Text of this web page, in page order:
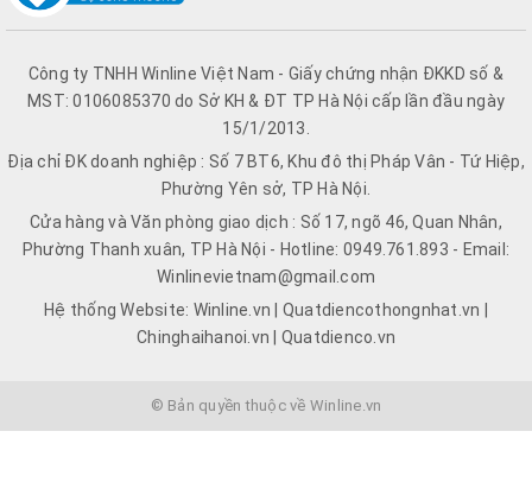
Công ty TNHH Winline Việt Nam - Giấy chứng nhận ĐKKD số &
MST: 0106085370 do Sở KH & ĐT TP Hà Nội cấp lần đầu ngày
15/1/2013.
Địa chỉ ĐK doanh nghiệp : Số 7 BT6, Khu đô thị Pháp Vân - Tứ Hiệp,
Phường Yên sở, TP Hà Nội.
Cửa hàng và Văn phòng giao dịch : Số 17, ngõ 46, Quan Nhân,
Phường Thanh xuân, TP Hà Nội - Hotline: 0949.761.893 - Email:
Winlinevietnam@gmail.com
Hệ thống Website: Winline.vn | Quatdiencothongnhat.vn |
Chinghaihanoi.vn | Quatdienco.vn
© Bản quyền thuộc về Winline.vn